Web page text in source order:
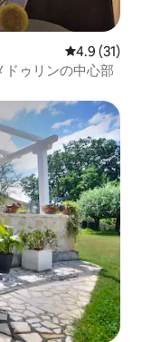
レビュー31
4.9 (31)
ドゥリンの中心部